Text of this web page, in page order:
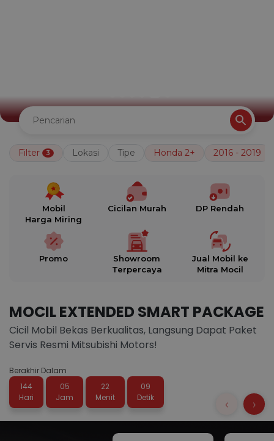
Filter 3 Lokasi Tipe Honda 2+ 2016 - 2019
Mobil
Harga Miring
Cicilan Murah DP Rendah
Promo
Showroom
Terpercaya
Jual Mobil ke
Mitra Mocil
MOCIL EXTENDED SMART PACKAGE
Cicil Mobil Bekas Berkualitas, Langsung Dapat Paket
Servis Resmi Mitsubishi Motors!
Berakhir Dalam
144
Hari
05
Jam
22
Menit
07
Detik
‹ ›